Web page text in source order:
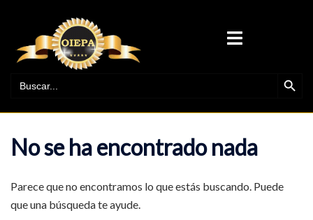
contenido
ALTERNAR
No se ha encontrado nada
Parece que no encontramos lo que estás buscando. Puede
que una búsqueda te ayude.